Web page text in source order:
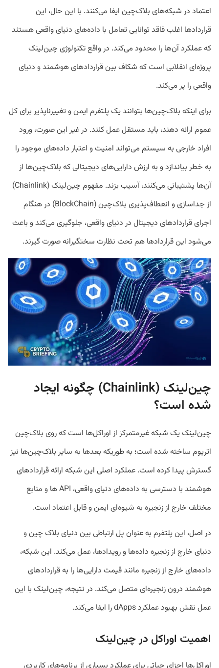
اعتماد در شبکه‌های بلاک‌چین ایفا می‌کنند. با این حال، این
قرارداد‌ها اغلب فاقد توانایی تعامل با داده‌های دنیای واقعی هستند
که عملکرد آن‌ها را محدود می‌کند. در واقع تکنولوژی چین‌لینک
پروژه‌ای انقلابی است که شکاف بین قرارداد‌های هوشمند و دنیای
واقعی را پر می‌کند.
برای اینکه بلاک‌چین‌ها بتوانند یک پلتفرم ایمن و تغییرناپذیر برای کل
عموم ارائه دهند، باید مستقل عمل کنند. در غیر این صورت، ورود
افراد خارجی به سیستم می‌تواند امنیت و اعتبار داده‌های موجود را
به خطر بیاندازد و به ارزش دارایی‌های دیجیتالی که بلاک‌چین‌ها از
آن‌ها پشتیبانی می‌کنند، آسیب بزند. مفهوم چین‌لینک (Chainlink)
از جداسازی و انعطاف‌پذیری بلاک‌چین (BlockChain) در هنگام
اجرای قرارداد‌های دیجیتال در دنیای واقعی، جلوگیری می‌کند و باعث
می‌شود این قرارداد‌ها هم تحت نظارت سختگیرانه صورت گیرند.
چین‌لینک (Chainlink) چگونه ایجاد
شده است؟
چین‌لینک یک شبکه‌ غیرمتمرکز از اوراکل‌ها است که روی بلاک‌چین
اتریوم ساخته شده است؛ به طوریکه بعدها به سایر بلاک‌چین‌ها نیز
گسترش پیدا کرده است. عملکرد اصلی این شبکه ارائه قراردادهای
هوشمند با دسترسی به داده‌های دنیای واقعی، API ها و منابع
مختلف خارج از زنجیره به شیوه‌ای ایمن و قابل اعتماد است.
در اصل، این پلتفرم به عنوان پل ارتباطی بین دنیای بلاک چین و
دنیای خارج از زنجیره داده‌ها و رویدادها، عمل می‌کند. این شبکه،
داده‌های خارج از زنجیره مانند قیمت دارایی‌ها را به قراردادهای
هوشمند درون زنجیره‌ای متصل می‌کند. در نتیجه، چین‌لینک با این
عمل نقش بهبود عملکرد dApps را ایفا می‌کند.
اهمیت اوراکل در چین‌لینک